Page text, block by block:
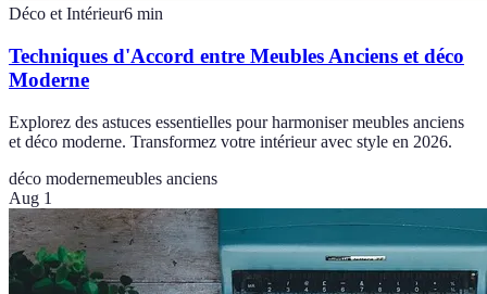
Déco et Intérieur6 min
Techniques d'Accord entre Meubles Anciens et déco
Moderne
Explorez des astuces essentielles pour harmoniser meubles anciens
et déco moderne. Transformez votre intérieur avec style en 2026.
déco modernemeubles anciens
Aug 1